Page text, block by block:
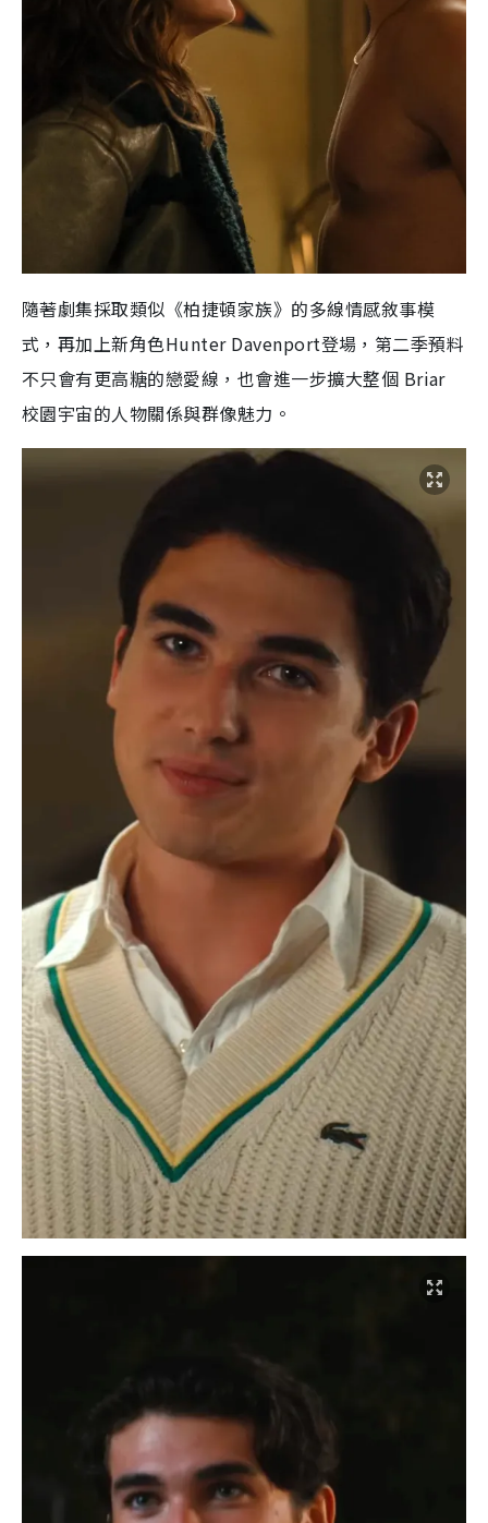
隨著劇集採取類似《柏捷頓家族》的多線情感敘事模
式，再加上新角色Hunter Davenport登場，第二季預料
不只會有更高糖的戀愛線，也會進一步擴大整個 Briar
校園宇宙的人物關係與群像魅力。